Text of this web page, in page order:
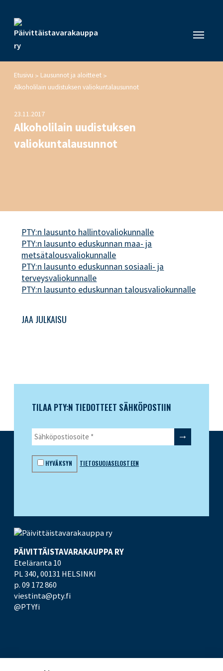
Etusivu > Lausunnot ja aloitteet >
Alkoholilain uudistuksen valiokuntalausunnot
23.11.2017
Alkoholilain uudistuksen
valiokuntalausunnot
PTY:n lausunto hallintovaliokunnalle
PTY:n lausunto eduskunnan maa- ja
metsätalousvaliokunnalle
PTY:n lausunto eduskunnan sosiaali- ja
terveysvaliokunnalle
PTY:n lausunto eduskunnan talousvaliokunnalle
JAA JULKAISU
TILAA PTY:N TIEDOTTEET SÄHKÖPOSTIIN
HYVÄKSYN TIETOSUOJASELOSTEEN
PÄIVITTÄISTAVARA­KAUPPA RY
Eteläranta 10
PL 340,00131 HELSINKI
p. 09 172 860
viestinta@pty.fi
@PTYfi